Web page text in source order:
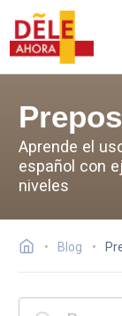
Aprende el
español con
niveles
Blog